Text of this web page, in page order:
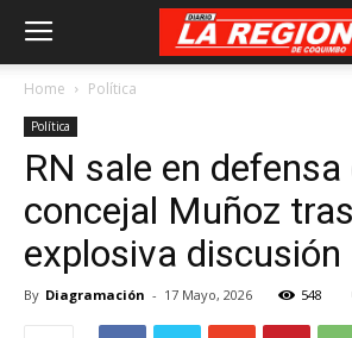
Home Política
Política
RN sale en defensa
concejal Muñoz tras
explosiva discusión
By Diagramación - 17 Mayo, 2026 548